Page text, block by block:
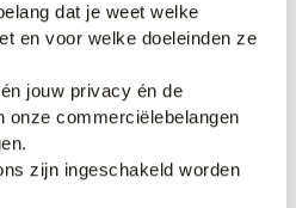
dat je weet welke
en voor welke doeleinden ze
jouw privacy én de
onze commerciëlebelangen
zijn ingeschakeld worden